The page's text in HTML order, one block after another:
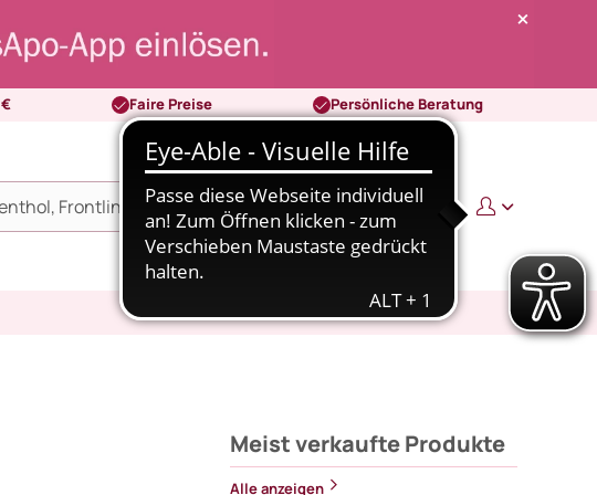
Faire Preise Persönliche Beratung
0 0,00 €
Meist verkaufte Produkte
Alle anzeigen